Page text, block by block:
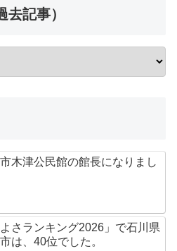
記事）
木津公民館の館長になりまし
よさランキング2026」で石川県
は、40位でした。